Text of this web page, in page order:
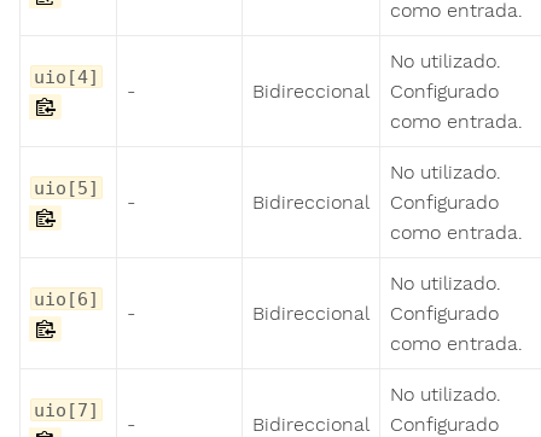
como entrada.
uio[4]
- Bidireccional
No utilizado.
Configurado
como entrada.
uio[5]
- Bidireccional
No utilizado.
Configurado
como entrada.
uio[6]
- Bidireccional
No utilizado.
Configurado
como entrada.
uio[7]
- Bidireccional
No utilizado.
Configurado